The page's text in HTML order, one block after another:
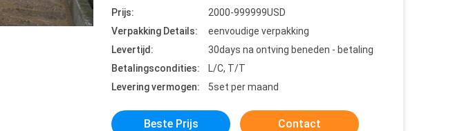
Prijs:
2000-999999USD
Verpakking Details:
eenvoudige verpakking
Levertijd:
30days na ontving beneden - betaling
Betalingscondities:
L/C, T/T
Levering vermogen:
5set per maand
Beste Prijs Contact